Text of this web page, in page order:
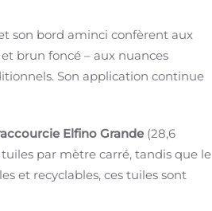
son bord aminci confèrent aux
brun foncé – aux nuances
Son application continue
Elfino Grande (28,6
par mètre carré, tandis que le
et recyclables, ces tuiles sont